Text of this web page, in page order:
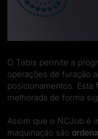
O Tebis permite a
operações de furação
posicionamentos. Esta
melhorada de forma
Assim que o NCJob é
maquinação são